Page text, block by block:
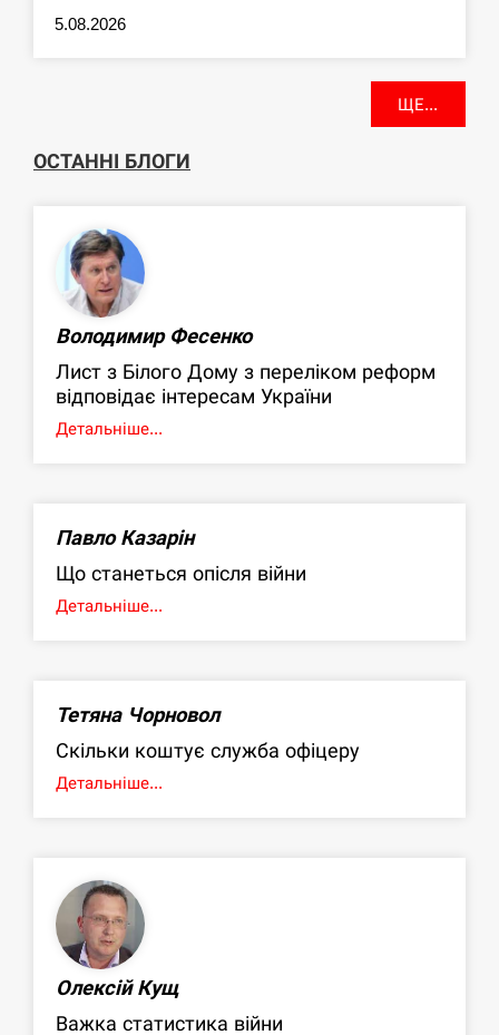
5.08.2026
ЩЕ...
ОСТАННІ БЛОГИ
Володимир Фесенко
Лист з Білого Дому з переліком реформ
відповідає інтересам України
Детальніше...
Павло Казарін
Що станеться опісля війни
Детальніше...
Тетяна Чорновол
Скільки коштує служба офіцеру
Детальніше...
Олексій Кущ
Важка статистика війни